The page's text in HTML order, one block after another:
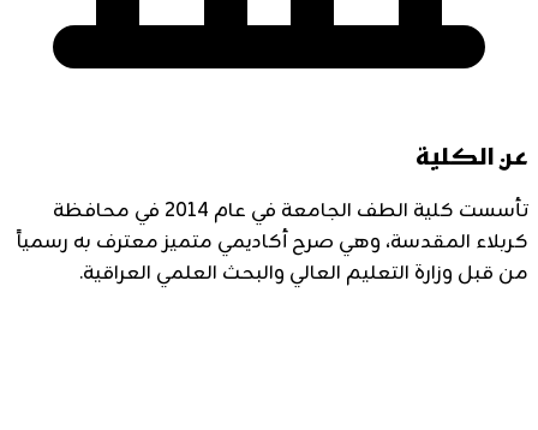
عن الكلية
تأسست كلية الطف الجامعة في عام 2014 في محافظة
كربلاء المقدسة، وهي صرح أكاديمي متميز معترف به رسمياً
من قبل وزارة التعليم العالي والبحث العلمي العراقية.